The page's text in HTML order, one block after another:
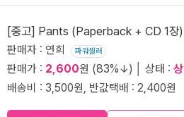
[중고] Pants (Paperback + CD 1장)
판매자 : 연희 파워셀러
판매가 : 2,600원 (83%↓) │ 상태 : 상
배송비 : 3,500원, 반값택배 : 2,400원